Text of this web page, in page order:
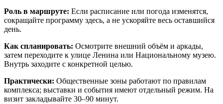
Роль в маршруте: Если расписание или погода изменятся,
сокращайте программу здесь, а не ускоряйте весь оставшийся
день.
Как спланировать: Осмотрите внешний объём и аркады,
затем переходите к улице Ленина или Национальному музею.
Внутрь заходите с конкретной целью.
Практически: Общественные зоны работают по правилам
комплекса; выставки и события имеют отдельный режим. На
визит закладывайте 30–90 минут.